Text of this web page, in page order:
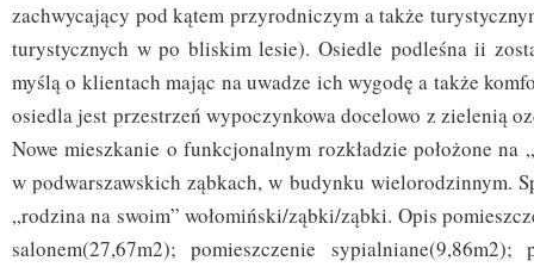
zachwycający pod kątem przyrodniczym a także
turystycznych w po bliskim lesie). Osiedle podleśna ii
myślą o klientach mając na uwadze ich wygodę a także
osiedla jest przestrzeń wypoczynkowa docelowo z zielenią
Nowe mieszkanie o funkcjonalnym rozkładzie położone na
w podwarszawskich ząbkach, w budynku wielorodzinnym.
„rodzina na swoim” wołomiński/ząbki/ząbki. Opis
salonem(27,67m2); pomieszczenie sypialniane(9,86m2);